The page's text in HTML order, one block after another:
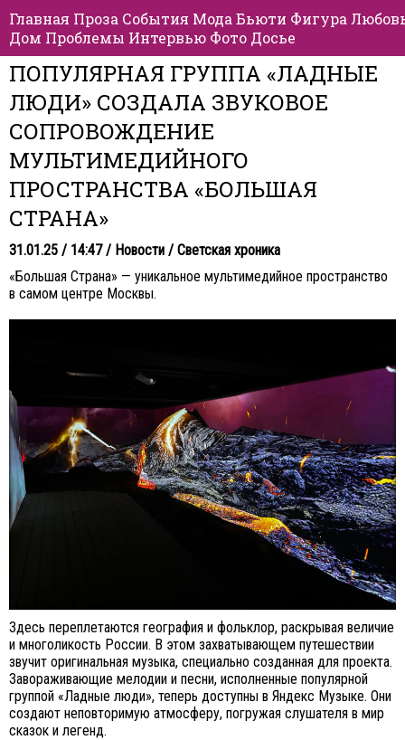
Главная Проза События Мода Бьюти Фигура
Дом Проблемы Интервью Фото Досье
ПОПУЛЯРНАЯ ГРУППА «ЛАДНЫЕ
ЛЮДИ» СОЗДАЛА ЗВУКОВОЕ
СОПРОВОЖДЕНИЕ
МУЛЬТИМЕДИЙНОГО
ПРОСТРАНСТВА «БОЛЬШАЯ
СТРАНА»
31.01.25 / 14:47 / Новости / Светская хроника
«Большая Страна» — уникальное мультимедийное пространство
в самом центре Москвы.
Здесь переплетаются география и фольклор, раскрывая величие
и многоликость России. В этом захватывающем путешествии
звучит оригинальная музыка, специально созданная для проекта.
Завораживающие мелодии и песни, исполненные популярной
группой «Ладные люди», теперь доступны в Яндекс Музыке. Они
создают неповторимую атмосферу, погружая слушателя в мир
сказок и легенд.